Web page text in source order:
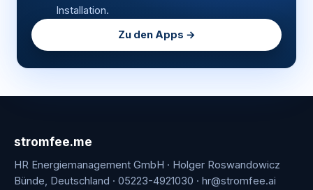
Installation.
Zu den Apps →
stromfee.me
HR Energiemanagement GmbH · Holger Roswandowicz
Bünde, Deutschland · 05223-4921030 · hr@stromfee.ai